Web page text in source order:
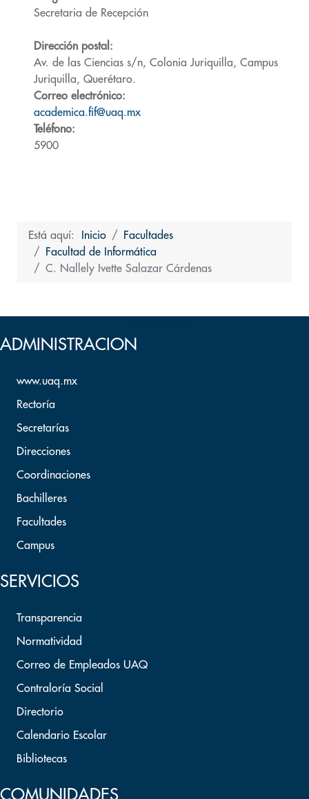
Secretaria de Recepción
Dirección postal:
Av. de las Ciencias s/n, Colonia Juriquilla, Campus
Juriquilla, Querétaro.
Correo electrónico:
academica.fif@uaq.mx
Teléfono:
5900
Está aquí: Inicio
Facultades
Facultad de Informática
C. Nallely Ivette Salazar Cárdenas
ADMINISTRACION
www.uaq.mx
Rectoría
Secretarías
Direcciones
Coordinaciones
Bachilleres
Facultades
Campus
SERVICIOS
Transparencia
Normatividad
Correo de Empleados UAQ
Contraloría Social
Directorio
Calendario Escolar
Bibliotecas
COMUNIDADES